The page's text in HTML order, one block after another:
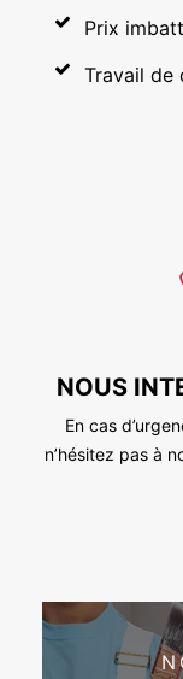
Prix
Travail de
NOUS
En cas
n’hésitez pas à